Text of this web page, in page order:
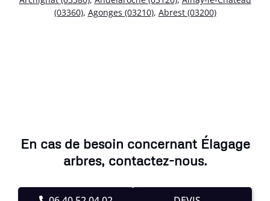
(03360), Agonges (03210), Abrest (03200)
En cas de besoin concernant Élagage
arbres, contactez-nous.